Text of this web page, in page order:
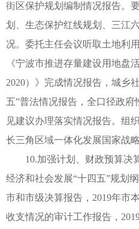
街区保护规划编制情况报告。
划、生态保护红线规划、三江
况。委托主任会议听取土地利
《宁波市推进存量建设用地盘
2020）》完成情况报告，城乡
五”普法情况报告，全口径政
见建议办理落实情况报告。组
长三角区域一体化发展国家战
10.加强计划、财政预算决
经济和社会发展“十四五”规划
市和市级决算报告，2019年市
收支情况的审计工作报告，